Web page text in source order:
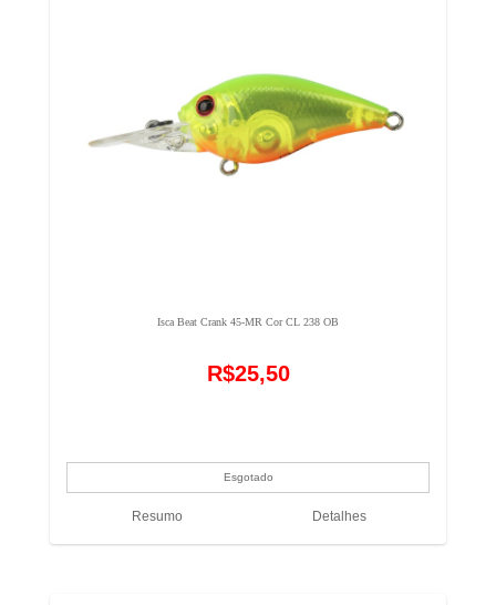
Isca Beat Crank 45-MR Cor CL 238 OB
R$25,50
Resumo Detalhes